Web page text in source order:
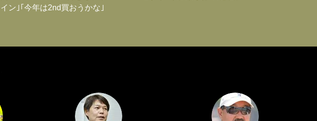
イン｣｢今年は2nd買おうかな｣